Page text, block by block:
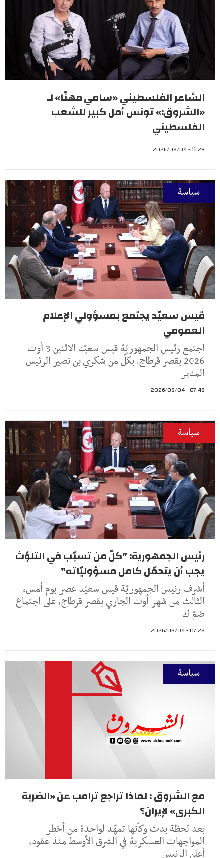
الشاعر الفلسطيني «سامي مهنّا» لـ
«الشروق:» تونس أمل كبير للشعب
الفلسطيني
11:29 - 2026/08/04
سياسة
قيس سعيّد يجتمع بمسؤولي الإعلام
العمومي
اجتمع رئيس الجمهوريّة قيس سعيّد الاثنين 3 أوت
2026 بقصر قرطاج، بكلّ من شكري بن نصير الرئيس
المدير
07:48 - 2026/08/04
سياسة
رئيس الجمهورية: "كلّ من تسبّب في التلوّث
يجب أن يتحمّل كامل مسؤوليّاته"
أشرف رئيس الجمهوريّة قيس سعيّد عصر يوم أمس،
الثالث من شهر أوت الجاري بقصر قرطاج، على اجتماع
ضمّ ك
07:28 - 2026/08/04
سياسة
مع الشروق : لماذا تراجع ترامب عن «الضربة
الكبرى» لإيران؟
بعد لحظة بدت وكأنها تمهّد لواحدة من أخطر
المواجهات العسكرية في الشرق الأوسط منذ عقود،
أعلن الرئيس